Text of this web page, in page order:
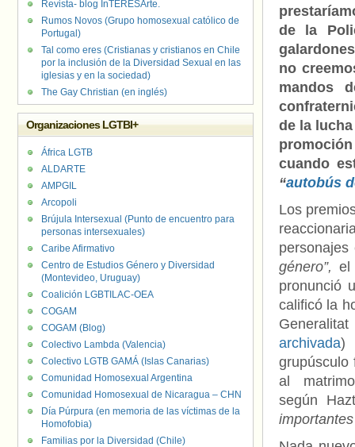
de la
no
mandos
de la
cuando
“autobús
Los
género”, el
pronunció
calificó la
Generalitat
archivada)
grupúsculo
al
según
Revista- blog InTERESArte.
Rumos Novos (Grupo homosexual católico de
Portugal)
Tal como eres (Cristianas y cristianos en Chile
por la inclusión de la Diversidad Sexual en las
iglesias y en la sociedad)
The Gay Christian (en inglés)
Organizaciones LGTBI+
África LGTB
ALDARTE
AMPGIL
Arcopoli
Brújula Intersexual (Punto de encuentro para
personas intersexuales)
Caribe Afirmativo
Centro de Estudios Género y Diversidad
(Montevideo, Uruguay)
Coalición LGBTILAC-OEA
COGAM
COGAM (Blog)
Colectivo Lambda (Valencia)
Colectivo LGTB GAMÁ (Islas Canarias)
Comunidad Homosexual Argentina
Comunidad Homosexual de Nicaragua – CHN
Día Púrpura (en memoria de las víctimas de la
Homofobia)
Familias por la Diversidad (Chile)